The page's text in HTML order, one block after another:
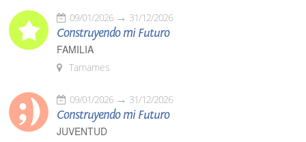
09/01/2026 31/12/2026
Construyendo mi Futuro
FAMILIA
Tamames
09/01/2026 31/12/2026
Construyendo mi Futuro
JUVENTUD